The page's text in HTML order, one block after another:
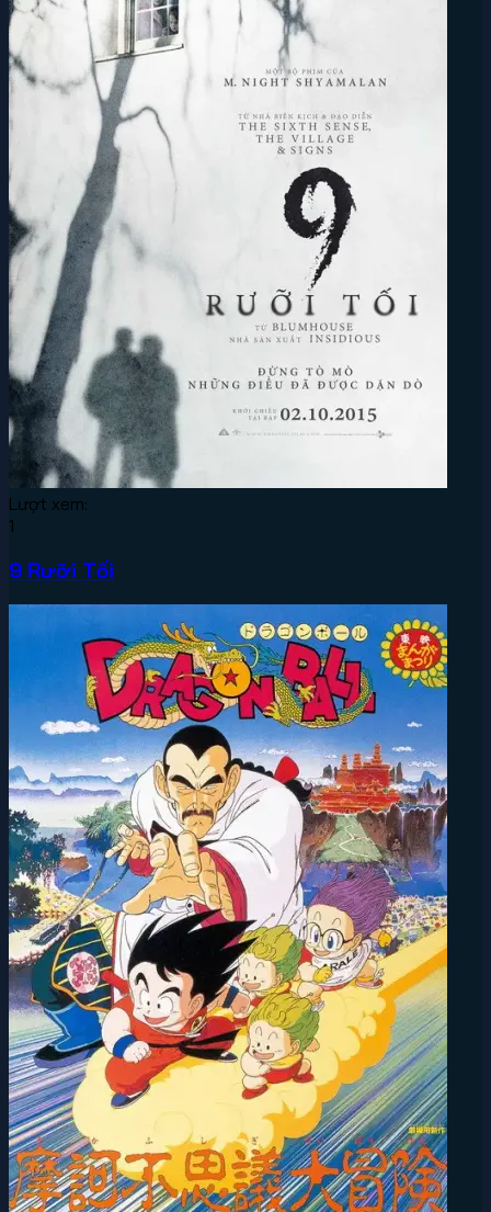
Lượt xem:
1
9 Rưỡi Tối